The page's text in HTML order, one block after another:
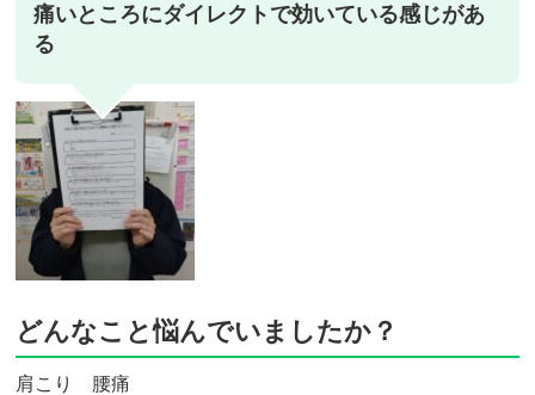
痛いところにダイレクトで効いている感じがあ
る
どんなこと悩んでいましたか？
肩こり 腰痛